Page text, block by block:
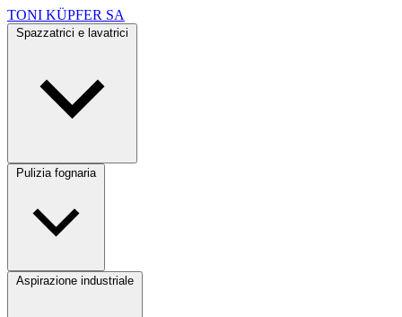
TONI KÜPFER SA
Pulizia fognaria